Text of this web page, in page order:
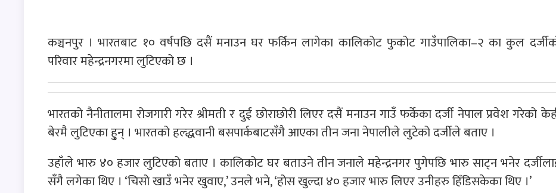
कञ्चनपुर । भारतबाट १० वर्षपछि दसैं मनाउन घर फर्किन लागेका कालिकोट फुकोट गाउँपालिका–२ का कुल
परिवार महेन्द्रनगरमा लुटिएको छ ।
भारतको नैनीतालमा रोजगारी गरेर श्रीमती र दुई छोराछोरी लिएर दसैं मनाउन गाउँ फर्केका दर्जी नेपाल प्रवेश गरेको
बेरमै लुटिएका हु्न् । भारतको हल्द्धवानी बसपार्कबाटसँगै आएका तीन जना नेपालीले लुटेको दर्जीले बताए ।
उहाँले भारु ४० हजार लुटिएको बताए । कालिकोट घर बताउने तीन जनाले महेन्द्रनगर पुगेपछि भारु साट्न भनेर
सँगै लगेका थिए । ‘चिसो खाउँ भनेर खुवाए,’ उनले भने, ‘होस खुल्दा ४० हजार भारु लिएर उनीहरु हिँडिसकेका थिए ।’